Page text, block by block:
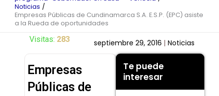
Noticias
Empresas Públicas de Cundinamarca S.A. E.S.P. (EPC) asiste
a la Rueda de oportunidades
Visitas: 283 septiembre 29, 2016 Noticias
Empresas
Públicas de
Te puede
interesar